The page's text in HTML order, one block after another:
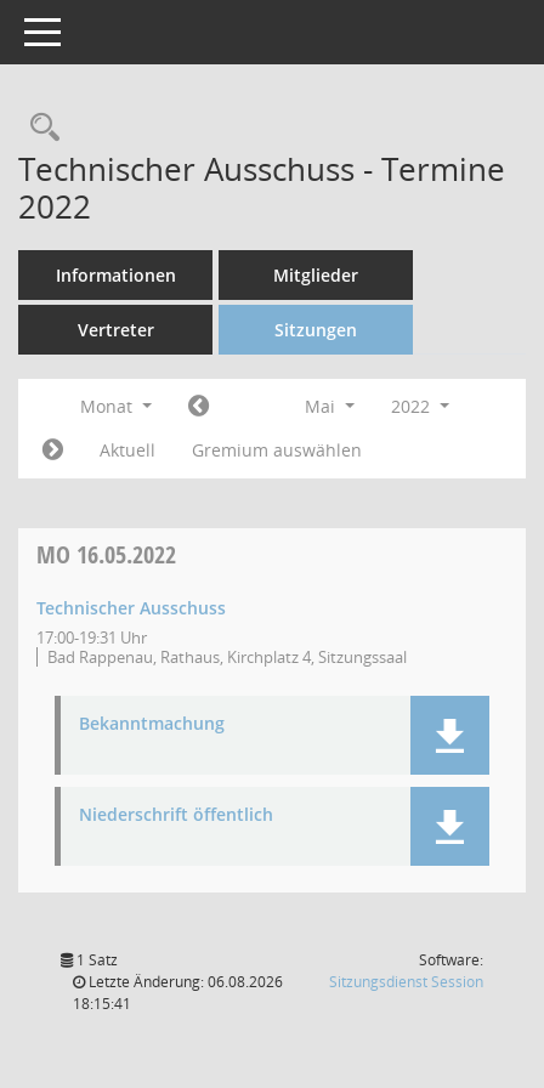
Toggle navigation
Technischer Ausschuss - Termine
2022
Informationen Mitglieder
Vertreter Sitzungen
Monat Mai
2022
Aktuell
Gremium auswählen
MO 16.05.2022
Technischer Ausschuss
17:00-19:31 Uhr
Bad Rappenau, Rathaus, Kirchplatz 4, Sitzungssaal
Bekanntmachung
Niederschrift öffentlich
1 Satz
Letzte Änderung: 06.08.2026
18:15:41
Software:
Sitzungsdienst Session(Wird in